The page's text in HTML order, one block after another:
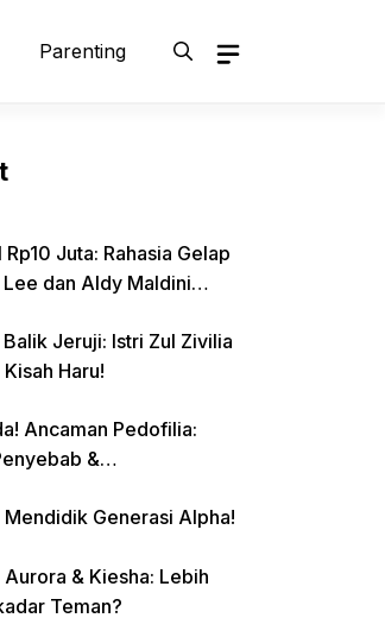
Parenting
Rahasia Gelap
Lee dan Aldy Maldini
Jeruji: Istri Zul Zivilia
Haru!
Ancaman Pedofilia:
&
Mendidik Generasi Alpha!
Aurora & Kiesha: Lebih
Teman?